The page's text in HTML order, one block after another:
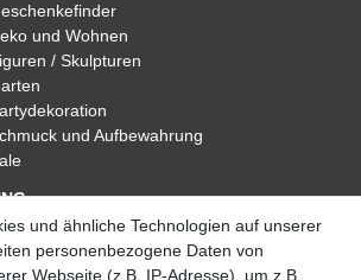
und Wohnen
/ Skulpturen
und Aufbewahrung
und ähnliche Technologien auf unserer
personenbezogene Daten von
Webseite (z.B. IP-Adresse), um z.B.